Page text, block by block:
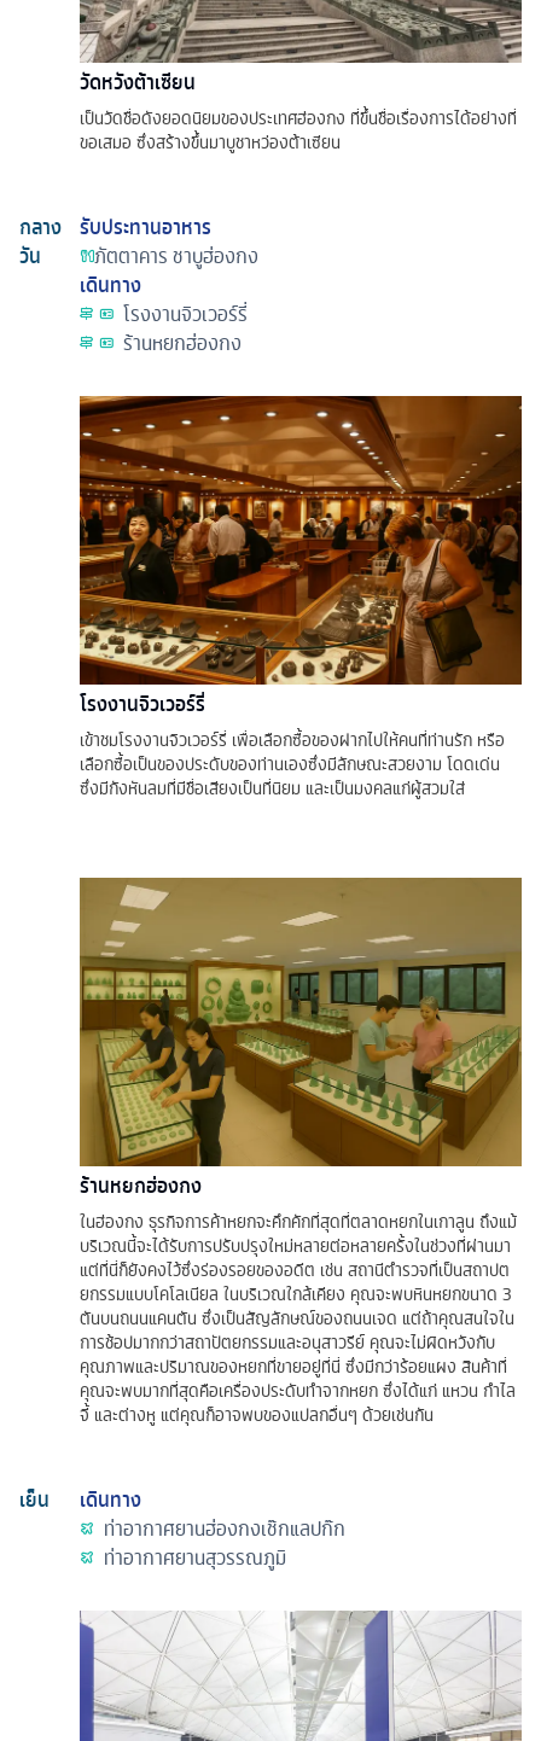
วัดหวังต้าเซียน
เป็นวัดชื่อดังยอดนิยมของประเทศฮ่องกง ที่ขึ้นชื่อเรื่องการได้อย่างที่
ขอเสมอ ซึ่งสร้างขึ้นมาบูชาหว่องต้าเซียน
กลาง
วัน
รับประทานอาหาร
ภัตตาคารชาบูฮ่องกง
เดินทาง
โรงงานจิวเวอร์รี่
ร้านหยกฮ่องกง
โรงงานจิวเวอร์รี่
เข้าชมโรงงานจิวเวอร์รี่ เพื่อเลือกซื้อของฝากไปให้คนที่ท่านรัก หรือ
เลือกซื้อเป็นของประดับของท่านเองซึ่งมีลักษณะสวยงาม โดดเด่น
ซึ่งมีกังหันลมที่มีชื่อเสียงเป็นที่นิยม และเป็นมงคลแก่ผู้สวมใส่
ร้านหยกฮ่องกง
ในฮ่องกง ธุรกิจการค้าหยกจะคึกคักที่สุดที่ตลาดหยกในเกาลูน ถึงแม้
บริเวณนี้จะได้รับการปรับปรุงใหม่หลายต่อหลายครั้งในช่วงที่ผ่านมา
แต่ที่นี่ก็ยังคงไว้ซึ่งร่องรอยของอดีต เช่น สถานีตำรวจที่เป็นสถาปต
ยกรรมแบบโคโลเนียล ในบริเวณใกล้เคียง คุณจะพบหินหยกขนาด 3
ตันบนถนนแคนตัน ซึ่งเป็นสัญลักษณ์ของถนนเจด แต่ถ้าคุณสนใจใน
การช้อปมากกว่าสถาปัตยกรรมและอนุสาวรีย์ คุณจะไม่ผิดหวังกับ
คุณภาพและปริมาณของหยกที่ขายอยู่ที่นี่ ซึ่งมีกว่าร้อยแผง สินค้าที่
คุณจะพบมากที่สุดคือเครื่องประดับทำจากหยก ซึ่งได้แก่ แหวน กำไล
จี้ และต่างหู แต่คุณก็อาจพบของแปลกอื่นๆ ด้วยเช่นกัน
เย็น
เดินทาง
ท่าอากาศยานฮ่องกงเช๊กแลปก๊ก
ท่าอากาศยานสุวรรณภูมิ